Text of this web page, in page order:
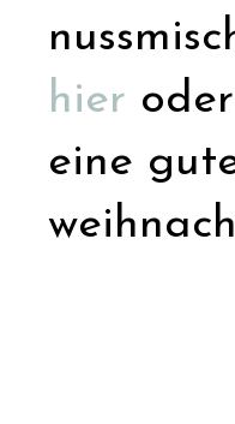
hier oder
eine